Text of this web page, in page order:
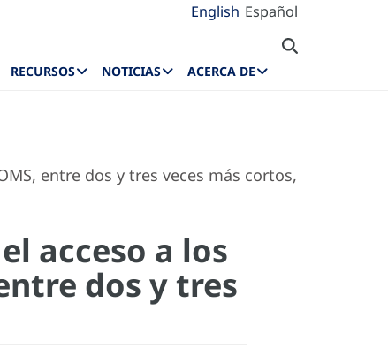
English Español
RECURSOS NOTICIAS ACERCA DE
entre dos y tres veces más cortos,
acceso a los
dos y tres